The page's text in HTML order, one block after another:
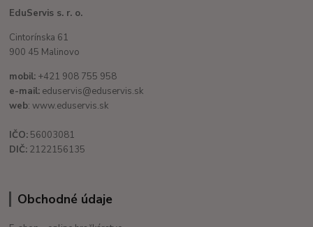
EduServis s. r. o.
Cintorínska 61
900 45 Malinovo
mobil: +421 908 755 958
e-mail: eduservis@eduservis.sk
web: www.eduservis.sk
IČO: 56003081
DIČ: 2122156135
Obchodné údaje